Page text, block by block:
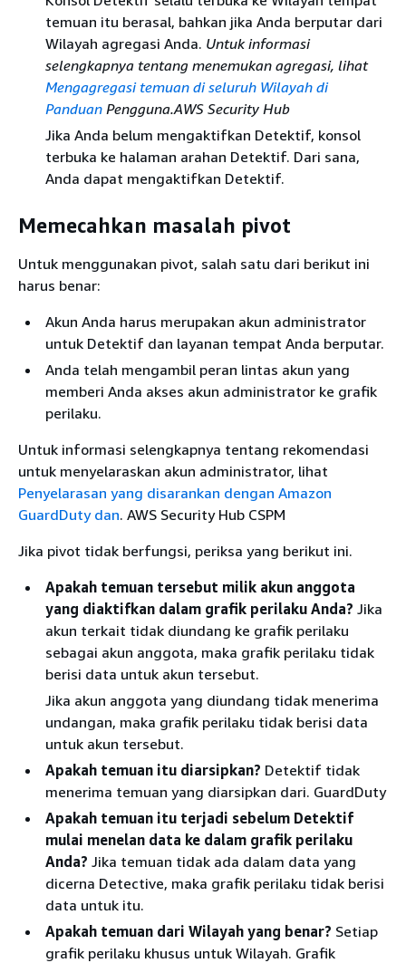
temuan itu berasal, bahkan jika Anda berputar dari
Wilayah agregasi Anda. Untuk informasi
selengkapnya tentang menemukan agregasi, lihat
Mengagregasi temuan di seluruh Wilayah di
Panduan Pengguna.AWS Security Hub
Jika Anda belum mengaktifkan Detektif, konsol
terbuka ke halaman arahan Detektif. Dari sana,
Anda dapat mengaktifkan Detektif.
Memecahkan masalah pivot
Untuk menggunakan pivot, salah satu dari berikut ini
harus benar:
Akun Anda harus merupakan akun administrator
untuk Detektif dan layanan tempat Anda berputar.
Anda telah mengambil peran lintas akun yang
memberi Anda akses akun administrator ke grafik
perilaku.
Untuk informasi selengkapnya tentang rekomendasi
untuk menyelaraskan akun administrator, lihat
Penyelarasan yang disarankan dengan Amazon
GuardDuty dan. AWS Security Hub CSPM
Jika pivot tidak berfungsi, periksa yang berikut ini.
Apakah temuan tersebut milik akun anggota
yang diaktifkan dalam grafik perilaku Anda? Jika
akun terkait tidak diundang ke grafik perilaku
sebagai akun anggota, maka grafik perilaku tidak
berisi data untuk akun tersebut.
Jika akun anggota yang diundang tidak menerima
undangan, maka grafik perilaku tidak berisi data
untuk akun tersebut.
Apakah temuan itu diarsipkan? Detektif tidak
menerima temuan yang diarsipkan dari. GuardDuty
Apakah temuan itu terjadi sebelum Detektif
mulai menelan data ke dalam grafik perilaku
Anda? Jika temuan tidak ada dalam data yang
dicerna Detective, maka grafik perilaku tidak berisi
data untuk itu.
Apakah temuan dari Wilayah yang benar? Setiap
grafik perilaku khusus untuk Wilayah. Grafik